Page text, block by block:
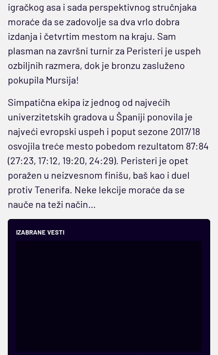
igračkog asa i sada perspektivnog stručnjaka
moraće da se zadovolje sa dva vrlo dobra
izdanja i četvrtim mestom na kraju. Sam
plasman na završni turnir za Peristeri je uspeh
ozbiljnih razmera, dok je bronzu zasluženo
pokupila Mursija!
Simpatična ekipa iz jednog od najvećih
univerzitetskih gradova u Španiji ponovila je
najveći evropski uspeh i poput sezone 2017/18
osvojila treće mesto pobedom rezultatom 87:84
(27:23, 17:12, 19:20, 24:29). Peristeri je opet
poražen u neizvesnom finišu, baš kao i duel
protiv Tenerifa. Neke lekcije moraće da se
nauče na teži način…
IZABRANE VESTI